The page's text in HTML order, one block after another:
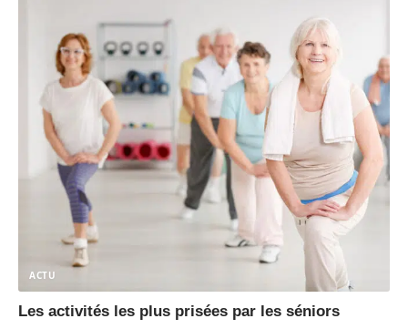
ACTU
Les activités les plus prisées par les séniors